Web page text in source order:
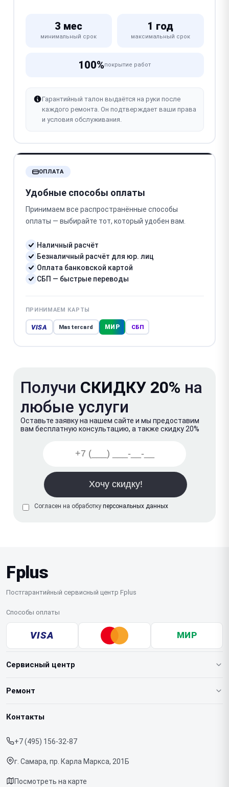
3 мес
минимальный срок
1 год
максимальный срок
100%покрытие работ
Гарантийный талон выдаётся на руки после
каждого ремонта. Он подтверждает ваши права
и условия обслуживания.
ОПЛАТА
Удобные способы оплаты
Принимаем все распространённые способы
оплаты — выбирайте тот, который удобен вам.
Наличный расчёт
Безналичный расчёт для юр. лиц
Оплата банковской картой
СБП — быстрые переводы
ПРИНИМАЕМ КАРТЫ
VISA Mastercard МИР СБП
Получи СКИДКУ 20% на
любые услуги
Оставьте заявку на нашем сайте и мы предоставим
вам бесплатную консультацию, а также скидку 20%
Согласен на обработку персональных данных
Fplus
Постгарантийный сервисный центр Fplus
Способы оплаты
VISA МИР
Сервисный центр
О нашем сервисе
Срочный ремонт
Доставка и способы оплаты
Ремонт
Ноутбуков
Контакты
+7 (495) 156-32-87
г. Самара, пр. Карла Маркса, 201Б
Посмотреть на карте